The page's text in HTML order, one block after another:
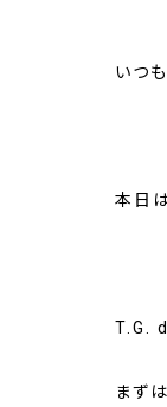
いつ
本日
T.G.
まず